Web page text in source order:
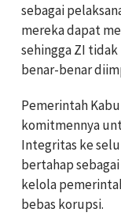
sebagai
mereka dapat
sehingga ZI
benar-benar
Pemerintah
komitmennya
Integritas ke
bertahap
kelola
bebas korupsi.